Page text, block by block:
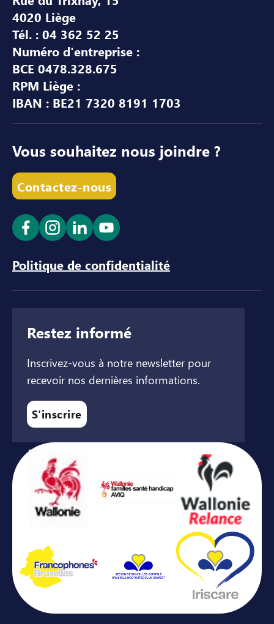
4020 Liège
Tél. : 04 362 52 25
Numéro d'entreprise :
BCE 0478.328.675
RPM Liège :
IBAN : BE21 7320 8191 1703
Vous souhaitez nous joindre ?
Contactez-nous
Ouvrir le lien dans un nouvel onglet
Ouvrir le lien dans un nouvel onglet
Ouvrir le lien dans un nouvel
Ouvrir le lien dans un
Politique de confidentialité
Restez informé
Inscrivez-vous à notre newsletter pour
recevoir nos dernières informations.
S'inscrire
Avec le soutien de ...